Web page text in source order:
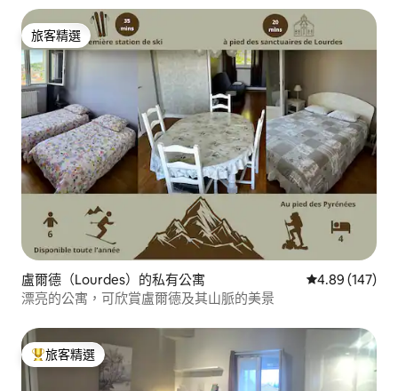
旅客精選
旅客精選
盧爾德（Lourdes）的私有公寓 從 147 則評價
4.89 (147)
漂亮的公寓，可欣賞盧爾德及其山脈的美景
旅客精選榜首
旅客精選